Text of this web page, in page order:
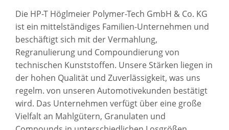
Die HP-T Höglmeier Polymer-Tech GmbH & Co. KG
ist ein mittelständiges Familien-Unternehmen und
beschäftigt sich mit der Vermahlung,
Regranulierung und Compoundierung von
technischen Kunststoffen. Unsere Stärken liegen in
der hohen Qualität und Zuverlässigkeit, was uns
regelm. von unseren Automotivekunden bestätigt
wird. Das Unternehmen verfügt über eine große
Vielfalt an Mahlgütern, Granulaten und